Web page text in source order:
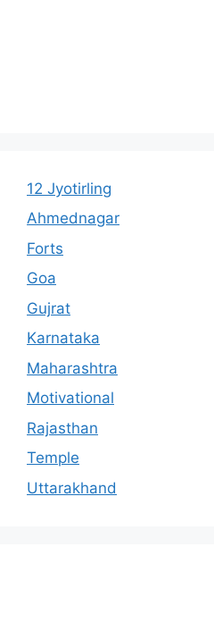
12 Jyotirling
Ahmednagar
Forts
Goa
Gujrat
Karnataka
Maharashtra
Motivational
Rajasthan
Temple
Uttarakhand